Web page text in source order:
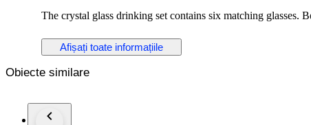
The crystal glass drinking set contains six matching glasses.
The clear, solid glasses are uniformly decorated on its entire surface with cut - "peeled" patterns and faceted stem. There are 1
Decorative premium category ornamental piece from the Art
Afișați toate informațiile
Obiecte similare